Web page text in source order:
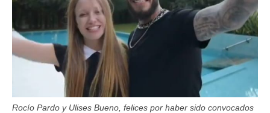
Rocío Pardo y Ulises Bueno, felices por haber sido convocados